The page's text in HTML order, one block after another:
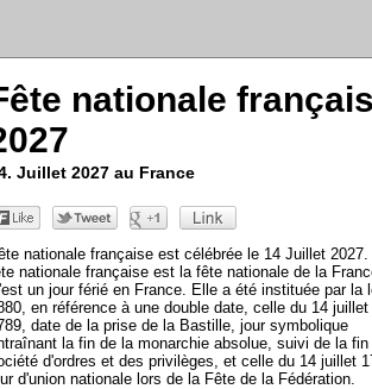
nationale
Juillet 2027 au France
nationale française est célébrée le 14 Juillet 2027.
nationale française est la fête nationale de la
un jour férié en France. Elle a été instituée par la
en référence à une double date, celle du 14 juillet
date de la prise de la Bastille, jour symbolique
la fin de la monarchie absolue, suivi de la fin
d'ordres et des privilèges, et celle du 14 juillet
d'union nationale lors de la Fête de la Fédération.